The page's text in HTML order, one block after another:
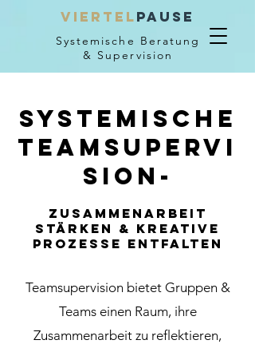
VIERTELPAUSE
Systemische Beratung
& Supervision
Systemische
Teamsupervi
sion-
Zusammenarbeit
stärken & kreative
Prozesse entfalten
Teamsupervision bietet Gruppen &
Teams einen Raum, ihre
Zusammenarbeit zu reflektieren,